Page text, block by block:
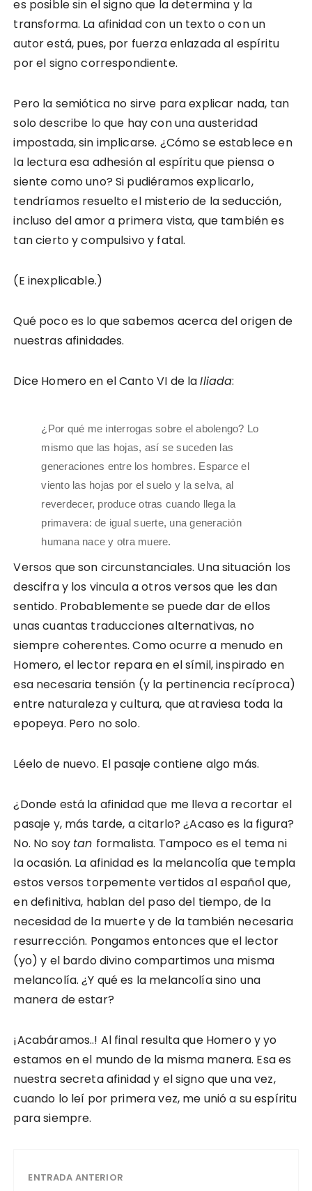
es posible sin el signo que la determina y la
transforma. La afinidad con un texto o con un
autor está, pues, por fuerza enlazada al espíritu
por el signo correspondiente.
Pero la semiótica no sirve para explicar nada, tan
solo describe lo que hay con una austeridad
impostada, sin implicarse. ¿Cómo se establece en
la lectura esa adhesión al espíritu que piensa o
siente como uno? Si pudiéramos explicarlo,
tendríamos resuelto el misterio de la seducción,
incluso del amor a primera vista, que también es
tan cierto y compulsivo y fatal.
(E inexplicable.)
Qué poco es lo que sabemos acerca del origen de
nuestras afinidades.
Dice Homero en el Canto VI de laIliada:
¿Por qué me interrogas sobre el abolengo? Lo
mismo que las hojas, así se suceden las
generaciones entre los hombres. Esparce el
viento las hojas por el suelo y la selva, al
reverdecer, produce otras cuando llega la
primavera: de igual suerte, una generación
humana nace y otra muere.
Versos que son circunstanciales. Una situación los
descifra y los vincula a otros versos que les dan
sentido. Probablemente se puede dar de ellos
unas cuantas traducciones alternativas, no
siempre coherentes. Como ocurre a menudo en
Homero, el lector repara en el símil, inspirado en
esa necesaria tensión (y la pertinencia recíproca)
entre naturaleza y cultura, que atraviesa toda la
epopeya. Pero no solo.
Léelo de nuevo. El pasaje contiene algo más.
¿Donde está la afinidad que me lleva a recortar el
pasaje y, más tarde, a citarlo? ¿Acaso es la figura?
No. No soy tan formalista. Tampoco es el tema ni
la ocasión. La afinidad es la melancolía que templa
estos versos torpemente vertidos al español que,
en definitiva, hablan del paso del tiempo, de la
necesidad de la muerte y de la también necesaria
resurrección. Pongamos entonces que el lector
(yo) y el bardo divino compartimos una misma
melancolía. ¿Y qué es la melancolía sino una
manera de estar?
¡Acabáramos..! Al final resulta que Homero y yo
estamos en el mundo de la misma manera. Esa es
nuestra secreta afinidad y el signo que una vez,
cuando lo leí por primera vez, me unió a su espíritu
para siempre.
ENTRADA ANTERIOR